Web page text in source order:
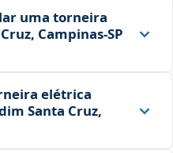
uma torneira
Campinas‑SP
elétrica
Santa Cruz,